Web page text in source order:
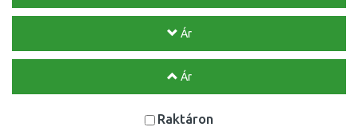
Ár
Ár
Raktáron